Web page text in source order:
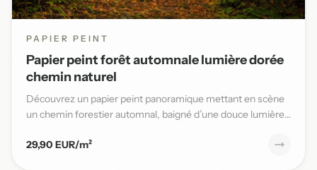
PAPIER PEINT
Papier peint forêt automnale lumière dorée
chemin naturel
Découvrez un papier peint panoramique mettant en scène
un chemin forestier automnal, baigné d’une douce lumière
29,90 EUR/m²